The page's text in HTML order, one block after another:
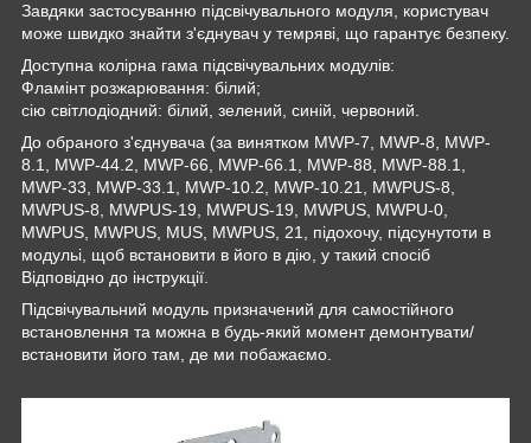
Завдяки застосуванню підсвічувального модуля, користувач
може швидко знайти з'єднувач у темряві, що гарантує безпеку.
Доступна колірна гама підсвічувальних модулів:
Фламінт розжарювання: білий;
сію світлодіодний: білий, зелений, синій, червоний.
До обраного з'єднувача (за винятком MWP-7, MWP-8, MWP-
8.1, MWP-44.2, MWP-66, MWP-66.1, MWP-88, MWP-88.1,
MWP-33, MWP-33.1, MWP-10.2, MWP-10.21, MWPUS-8,
MWPUS-8, MWPUS-19, MWPUS-19, MWPUS, MWPU-0,
MWPUS, MWPUS, MUS, MWPUS, 21, підохочу, підсунутоти в
модульі, щоб встановити в його в дію, у такий спосіб
Відповідно до інструкції.
Підсвічувальний модуль призначений для самостійного
встановлення та можна в будь-який момент демонтувати/
встановити його там, де ми побажаємо.